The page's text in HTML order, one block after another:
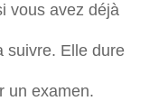
vous avez déjà
suivre. Elle dure
un examen.